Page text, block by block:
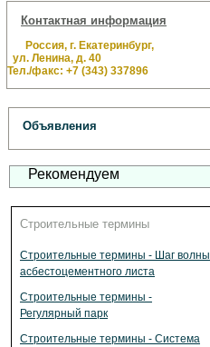
Контактная информация
Россия, г. Екатеринбург,
ул. Ленина, д. 40
Тел./факс: +7 (343) 337896
Объявления
Рекомендуем
Строительные термины
Строительные термины - Шаг волны
асбестоцементного листа
Строительные термины -
Регулярный парк
Строительные термины - Система